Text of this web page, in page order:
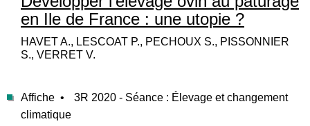
en Ile de France : une utopie ?
HAVET A., LESCOAT P., PECHOUX S., PISSONNIER
S., VERRET V.
Affiche •
3R 2020 - Séance : Élevage et changement
climatique